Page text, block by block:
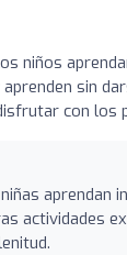
niños
sin
con los
actividades